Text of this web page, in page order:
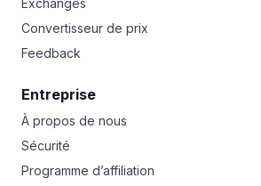
Exchanges
Convertisseur de prix
Feedback
Entreprise
À propos de nous
Sécurité
Programme d’affiliation